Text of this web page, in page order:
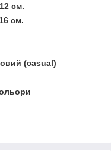
см.
см.
(casual)